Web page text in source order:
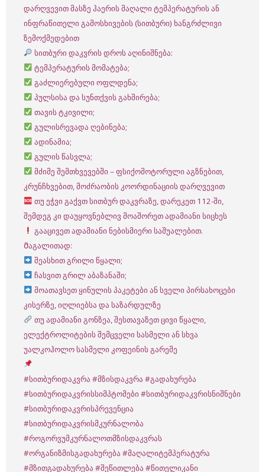
დარღვევით მასზე ჰაერის მაღალი ტემპერატურის ან
ინფრაწითელი გამოსხივების (სითბური) ხანგრძლივი
ზემოქმედებით
სითბური დაკვრის დროს აღინიშნება:
ტემპერატურის მომატება;
გაძლიერებული ოფლდენა;
პულსისა და სუნთქვის გახშირება;
თავის ტკივილი;
გულისრევადა ღებინება;
ადინამია;
გულის წასვლა;
მძიმე შემთხვევებში – ფსიქომოტორული აგზნებით,
კრუნჩხვებით, მოძრაობის კოორდინაციის დარღვევით
თუ ეჭვი გაქვთ სითბურ დაკვრაზე, დარეკეთ 112-ში,
შემდეგ კი დაუყოვნებლივ მოაშორეთ ადამიანი სიცხეს
გააცივეთ ადამიანი ნებისმიერი საშუალებით.
Მაგალითად:
შეასხით გრილი წყალი;
ჩასვით გრილ აბაზანაში;
მოათავსეთ ყინულის პაკეტები ან სველი პირსახოცები
კისერზე, იღლიებსა და საზარდულზე
თუ ადამიანი გონზეა, შესთავაზეთ ცივი წყალი,
ელექტროლიტების შემცველი სასმელი ან სხვა
უალკოჰოლო სასმელი კოფეინის გარეშე
#სითბურიდაკვრა #მზისდაკვრა #გადახურება
#სითბურიდაკვრისსიმპტომები #სითბურიდაკვრისნიშნები
#სითბურიდაკვრისპრევენცია
#სითბურიდაკვრისმკურნალობა
#როგორვუმკურნალოთმზისდაკვრას
#ორგანიზმისგადახურება #მაღალიტემპერატურა
#მზითგადახურება #შეწითლება #წითელიკანი